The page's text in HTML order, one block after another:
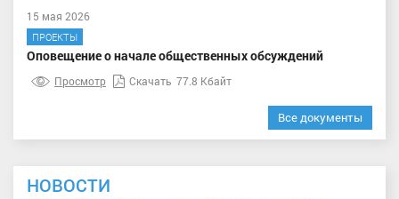
15 мая 2026
ПРОЕКТЫ
Оповещение о начале общественных обсуждений
Просмотр Скачать 77.8 Кбайт
Все документы
НОВОСТИ